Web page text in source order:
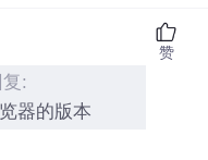
:
器的版本
赞